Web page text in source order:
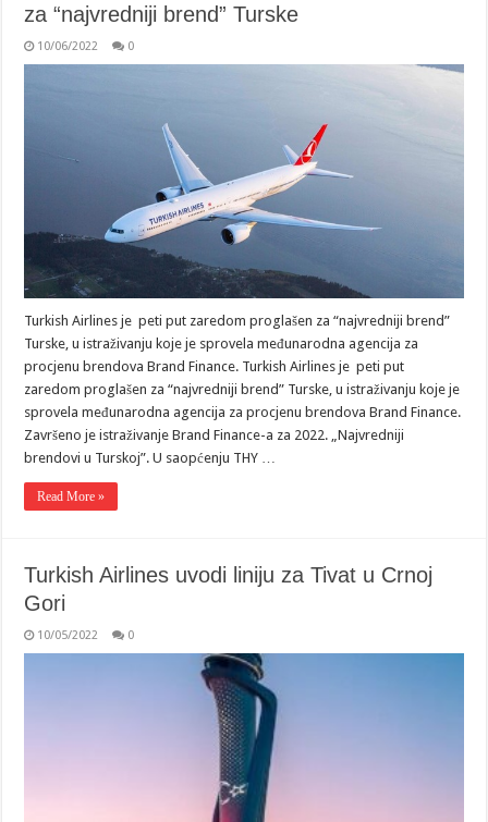
za “najvredniji brend” Turske
10/06/2022 0
Turkish Airlines je peti put zaredom proglašen za “najvredniji brend”
Turske, u istraživanju koje je sprovela međunarodna agencija za
procjenu brendova Brand Finance. Turkish Airlines je peti put
zaredom proglašen za “najvredniji brend” Turske, u istraživanju koje je
sprovela međunarodna agencija za procjenu brendova Brand Finance.
Završeno je istraživanje Brand Finance-a za 2022. „Najvredniji
brendovi u Turskoj”. U saopćenju THY …
Read More »
Turkish Airlines uvodi liniju za Tivat u Crnoj
Gori
10/05/2022 0